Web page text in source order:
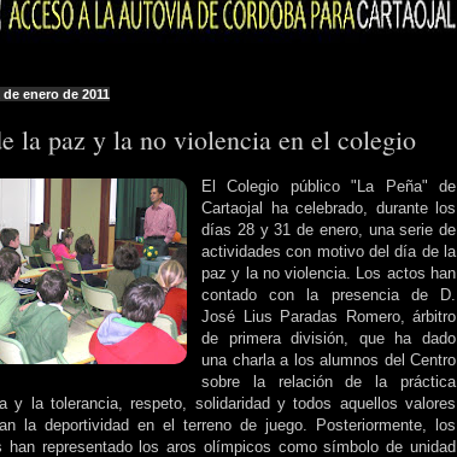
enero de 2011
la paz y la no violencia en el colegio
El Colegio público "La Peña" de
Cartaojal ha celebrado, durante los
días 28 y 31 de enero, una serie de
actividades con motivo del día de la
paz y la no violencia. Los actos han
contado con la presencia de D.
José Lius Paradas Romero, árbitro
de primera división, que ha dado
una charla a los alumnos del Centro
sobre la relación de la práctica
y la tolerancia, respeto, solidaridad y todos aquellos valores
la deportividad en el terreno de juego. Posteriormente, los
han representado los aros olímpicos como símbolo de unidad